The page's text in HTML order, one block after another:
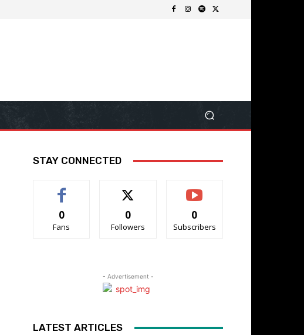
STAY CONNECTED
0
Fans
0
Followers
0
Subscribers
- Advertisement -
LATEST ARTICLES